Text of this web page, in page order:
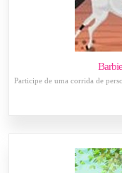
Participe de uma corrida de